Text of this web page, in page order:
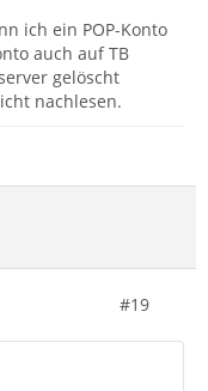
ich ein POP-Konto
auch auf TB
gelöscht
nachlesen.
#19